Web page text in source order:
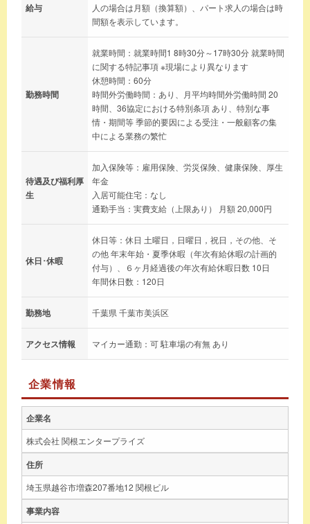
給与
人の場合は月額（換算額）、パート求人の場合は時
間額を表示しています。
勤務時間
就業時間：就業時間1 8時30分～17時30分 就業時間
に関する特記事項 ※現場により異なります
休憩時間：60分
時間外労働時間：あり、月平均時間外労働時間 20
時間、36協定における特別条項 あり、特別な事
情・期間等 季節的要因による受注・一般顧客の集
中による業務の繁忙
待遇及び福利厚
生
加入保険等：雇用保険、労災保険、健康保険、厚生
年金
入居可能住宅：なし
通勤手当：実費支給（上限あり） 月額 20,000円
休日･休暇
休日等：休日 土曜日，日曜日，祝日，その他、そ
の他 年末年始・夏季休暇（年次有給休暇の計画的
付与）、６ヶ月経過後の年次有給休暇日数 10日
年間休日数：120日
勤務地 千葉県 千葉市美浜区
アクセス情報 マイカー通勤：可 駐車場の有無 あり
企業情報
企業名
株式会社 関根エンタープライズ
住所
埼玉県越谷市増森207番地12 関根ビル
事業内容